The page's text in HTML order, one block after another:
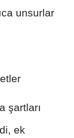
unsurlar
şartları
ek